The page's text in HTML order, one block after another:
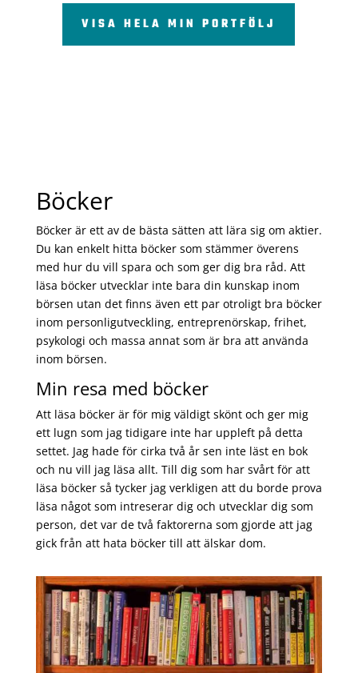
VISA HELA MIN PORTFÖLJ
Böcker
Böcker är ett av de bästa sätten att lära sig om aktier.
Du kan enkelt hitta böcker som stämmer överens
med hur du vill spara och som ger dig bra råd. Att
läsa böcker utvecklar inte bara din kunskap inom
börsen utan det finns även ett par otroligt bra böcker
inom personligutveckling, entreprenörskap, frihet,
psykologi och massa annat som är bra att använda
inom börsen.
Min resa med böcker
Att läsa böcker är för mig väldigt skönt och ger mig
ett lugn som jag tidigare inte har uppleft på detta
settet. Jag hade för cirka två år sen inte läst en bok
och nu vill jag läsa allt. Till dig som har svårt för att
läsa böcker så tycker jag verkligen att du borde prova
läsa något som intreserar dig och utvecklar dig som
person, det var de två faktorerna som gjorde att jag
gick från att hata böcker till att älskar dom.